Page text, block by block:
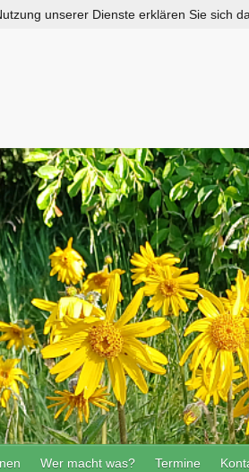
Wer macht was? Termine
unserer Dienste erklären Sie sich